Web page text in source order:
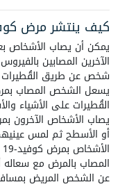
كيف ينتشر مرض
الآخرين المصابين
شخص عن طريق القُطيرات
القُطيرات على الأشياء
أو الأسطح ثم لمس
المصاب بالمرض مع سعاله
عن الشخص المريض بمسافة